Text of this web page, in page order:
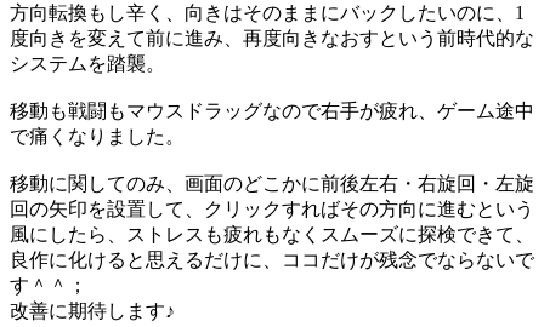
方向転換もし辛く、向きはそのままにバックしたいのに、1
度向きを変えて前に進み、再度向きなおすという前時代的な
システムを踏襲。
移動も戦闘もマウスドラッグなので右手が疲れ、ゲーム途中
で痛くなりました。
移動に関してのみ、画面のどこかに前後左右・右旋回・左旋
回の矢印を設置して、クリックすればその方向に進むという
風にしたら、ストレスも疲れもなくスムーズに探検できて、
良作に化けると思えるだけに、ココだけが残念でならないで
す＾＾；
改善に期待します♪